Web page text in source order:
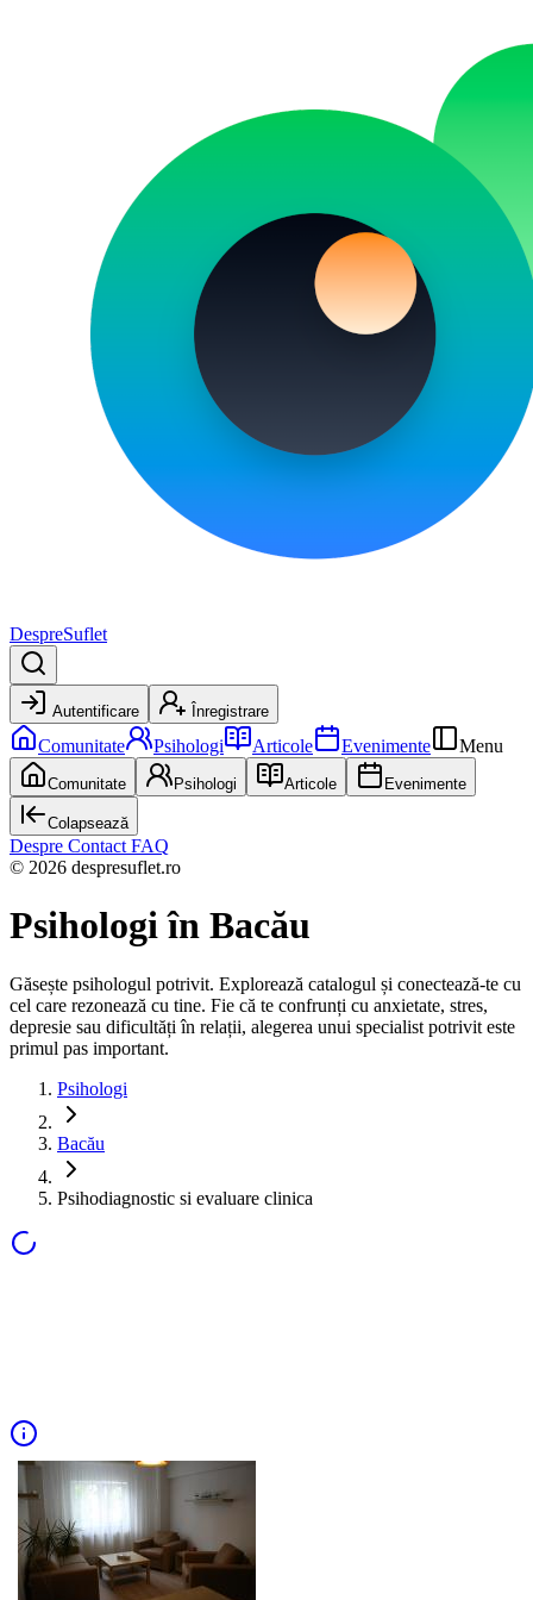
DespreSuflet
Autentificare Înregistrare
Comunitate Psihologi Articole Evenimente Menu
Comunitate Psihologi Articole Evenimente
Colapsează
Despre Contact FAQ
© 2026 despresuflet.ro
Psihologiîn Bacău
Găsește psihologul potrivit. Explorează catalogul și conectează-te cu
cel care rezonează cu tine. Fie că te confrunți cu anxietate, stres,
depresie sau dificultăți în relații, alegerea unui specialist potrivit este
primul pas important.
Psihologi
Bacău
Psihodiagnostic si evaluare clinica